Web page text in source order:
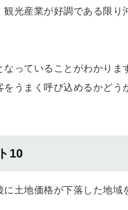
光産業が好調である限り
っていることがわかりま
うまく呼び込めるかどう
10
土地価格が下落した地域